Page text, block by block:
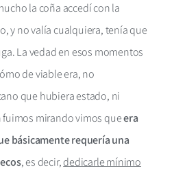
la coña accedí con la
y no valía cualquiera, tenía que
La vedad en esos momentos
de viable era, no
que hubiera estado, ni
fuimos mirando vimos queera
básicamente requería una
, es decir,dedicarle mínimo